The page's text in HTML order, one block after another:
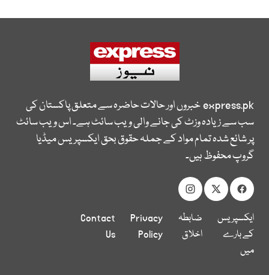
express.pkخبروں اور حالات حاضرہ سے متعلق پاکستان کی
سب سے زیادہ وزٹ کی جانے والی ویب سائٹ ہے۔ اس ویب سائٹ
پر شائع شدہ تمام مواد کے جملہ حقوق بحق ایکسپریس میڈیا
گروپ محفوظ ہیں۔
ایکسپریس
کے بارے
میں
ضابطہ
اخلاق
Privacy
Policy
Contact
Us